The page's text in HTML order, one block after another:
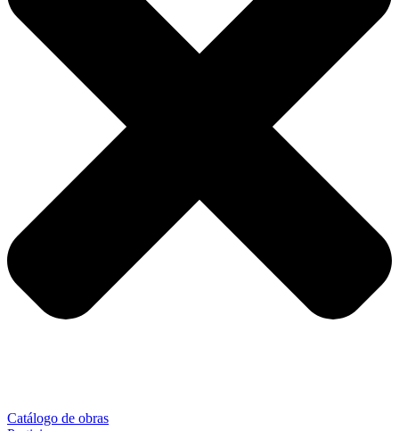
Catálogo de obras